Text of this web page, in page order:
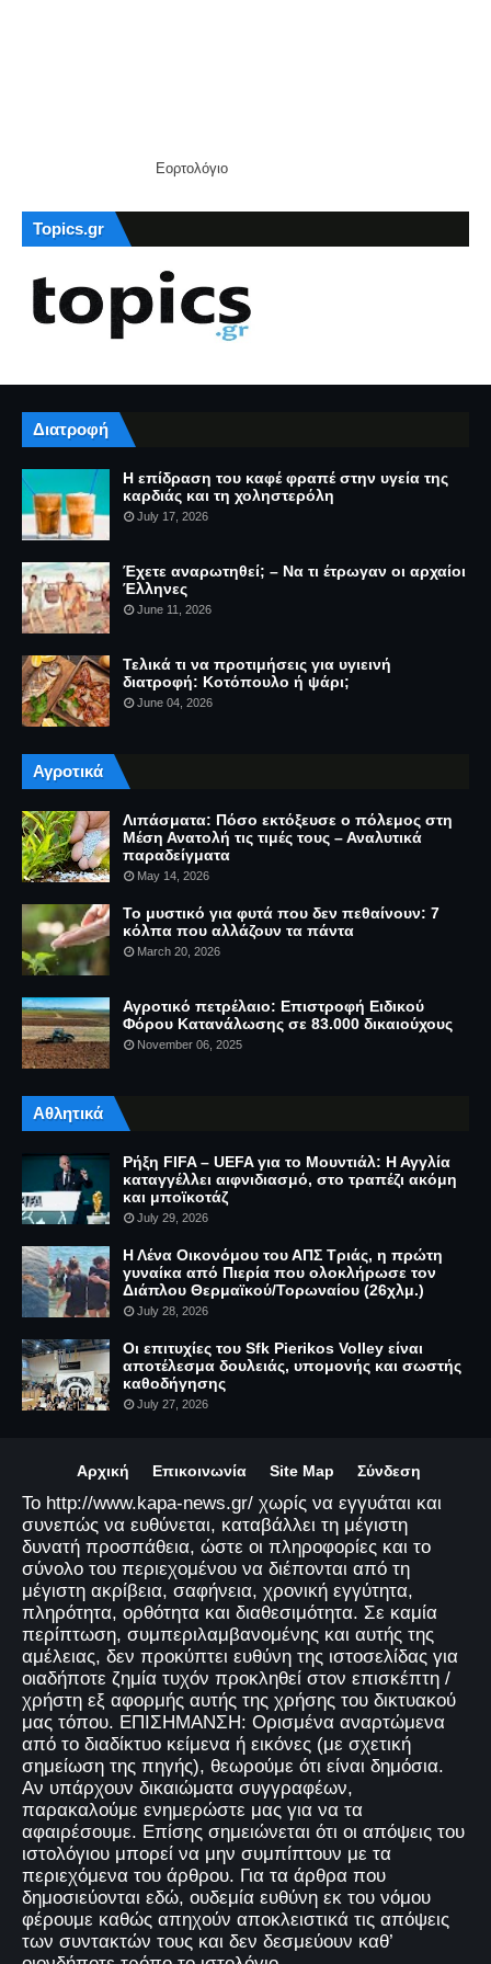
Εορτολόγιο
Topics.gr
Διατροφή
Η επίδραση του καφέ φραπέ στην υγεία της
καρδιάς και τη χοληστερόλη
July 17, 2026
Έχετε αναρωτηθεί; – Να τι έτρωγαν οι αρχαίοι
Έλληνες
June 11, 2026
Τελικά τι να προτιμήσεις για υγιεινή
διατροφή: Κοτόπουλο ή ψάρι;
June 04, 2026
Αγροτικά
Λιπάσματα: Πόσο εκτόξευσε ο πόλεμος στη
Μέση Ανατολή τις τιμές τους – Αναλυτικά
παραδείγματα
May 14, 2026
Το μυστικό για φυτά που δεν πεθαίνουν: 7
κόλπα που αλλάζουν τα πάντα
March 20, 2026
Αγροτικό πετρέλαιο: Επιστροφή Ειδικού
Φόρου Κατανάλωσης σε 83.000 δικαιούχους
November 06, 2025
Αθλητικά
Ρήξη FIFA – UEFA για το Μουντιάλ: Η Αγγλία
καταγγέλλει αιφνιδιασμό, στο τραπέζι ακόμη
και μποϊκοτάζ
July 29, 2026
Η Λένα Οικονόμου του ΑΠΣ Τριάς, η πρώτη
γυναίκα από Πιερία που ολοκλήρωσε τον
Διάπλου Θερμαϊκού/Τορωναίου (26χλμ.)
July 28, 2026
Οι επιτυχίες του Sfk Pierikos Volley είναι
αποτέλεσμα δουλειάς, υπομονής και σωστής
καθοδήγησης
July 27, 2026
Αρχική Επικοινωνία Site Map Σύνδεση
Το http://www.kapa-news.gr/ χωρίς να εγγυάται και
συνεπώς να ευθύνεται, καταβάλλει τη μέγιστη
δυνατή προσπάθεια, ώστε οι πληροφορίες και το
σύνολο του περιεχομένου να διέπονται από τη
μέγιστη ακρίβεια, σαφήνεια, χρονική εγγύτητα,
πληρότητα, ορθότητα και διαθεσιμότητα. Σε καμία
περίπτωση, συμπεριλαμβανομένης και αυτής της
αμέλειας, δεν προκύπτει ευθύνη της ιστοσελίδας για
οιαδήποτε ζημία τυχόν προκληθεί στον επισκέπτη /
χρήστη εξ αφορμής αυτής της χρήσης του δικτυακού
μας τόπου. ΕΠΙΣΗΜΑΝΣΗ: Ορισμένα αναρτώμενα
από το διαδίκτυο κείμενα ή εικόνες (με σχετική
σημείωση της πηγής), θεωρούμε ότι είναι δημόσια.
Αν υπάρχουν δικαιώματα συγγραφέων,
παρακαλούμε ενημερώστε μας για να τα
αφαιρέσουμε. Επίσης σημειώνεται ότι οι απόψεις του
ιστολόγιου μπορεί να μην συμπίπτουν με τα
περιεχόμενα του άρθρου. Για τα άρθρα που
δημοσιεύονται εδώ, ουδεμία ευθύνη εκ του νόμου
φέρουμε καθώς απηχούν αποκλειστικά τις απόψεις
των συντακτών τους και δεν δεσμεύουν καθ’